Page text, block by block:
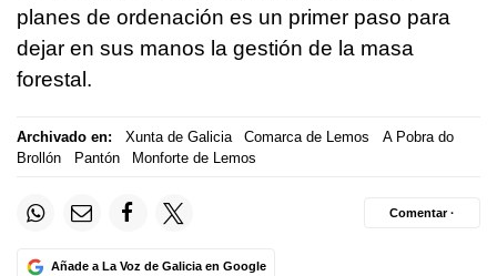
planes de ordenación es un primer paso para
dejar en sus manos la gestión de la masa
forestal.
Archivado en: Xunta de Galicia Comarca de Lemos
A Pobra do
Brollón
Pantón Monforte de Lemos
Añade a La Voz de Galicia en Google
Comentar ·